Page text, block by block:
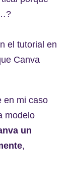
el tutorial en
Canva
en mi caso
modelo
un
,